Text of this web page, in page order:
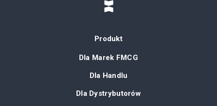
Produkt
Dla Marek FMCG
Dla Handlu
Dla Dystrybutorów